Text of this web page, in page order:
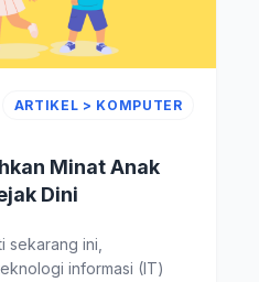
ARTIKEL > KOMPUTER
Minat Anak
Dini
sekarang ini,
informasi (IT)